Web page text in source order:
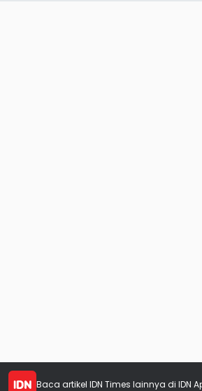
Baca artikel IDN Times lainnya di IDN